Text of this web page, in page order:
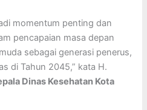
momentum penting dan
pencapaian masa depan
sebagai generasi penerus,
di Tahun 2045,” kata H.
Dinas Kesehatan Kota